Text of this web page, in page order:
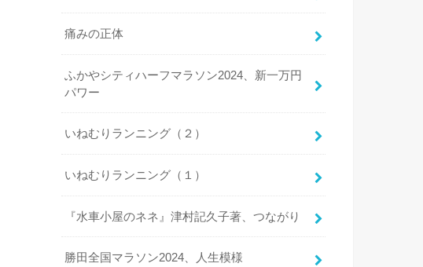
痛みの正体
ふかやシティハーフマラソン2024、新一万円
パワー
いねむりランニング（２）
いねむりランニング（１）
『水車小屋のネネ』津村記久子著、つながり
勝田全国マラソン2024、人生模様